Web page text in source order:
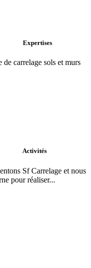
Expertises
de carrelage sols et murs
Activités
Sf Carrelage et nous
pour réaliser...